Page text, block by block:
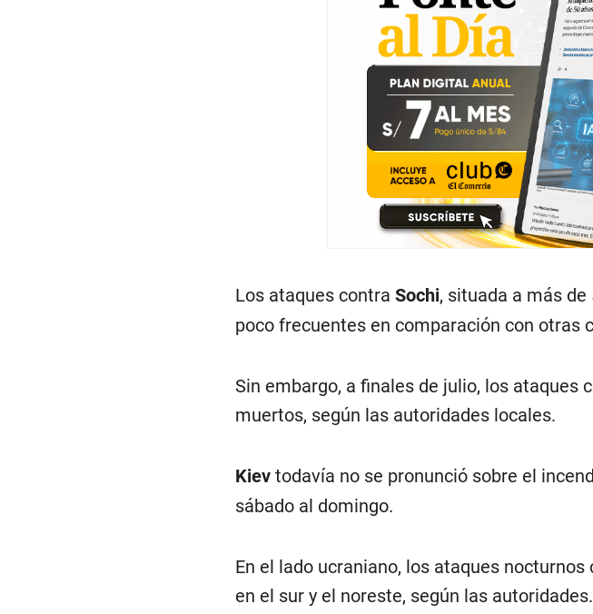
Los ataques contra Sochi, situada a más
poco frecuentes en comparación con otras
Sin embargo, a finales de julio, los ataques
muertos, según las autoridades locales.
Kievtodavía no se pronunció sobre el
sábado al domingo.
En el lado ucraniano, los ataques
en el sur y el noreste, según las autoridades.